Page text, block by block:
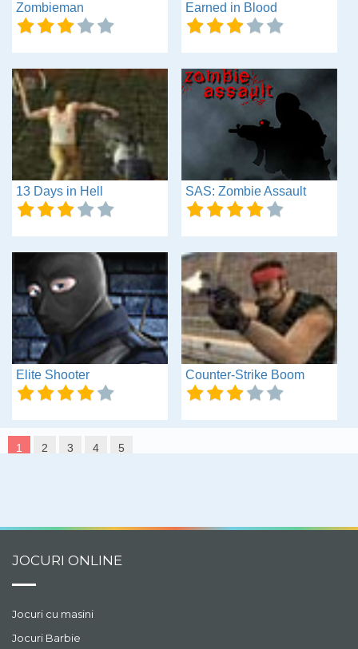
Zombieman Earned in Blood
13 Days in Hell SAS: Zombie Assault
Elite Shooter Counter-Strike Boom
1 2 3 4 5
JOCURI ONLINE
Jocuri cu masini
Jocuri Barbie